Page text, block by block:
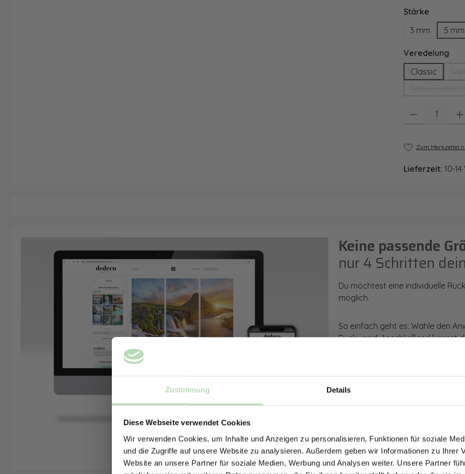
Zustimmung Details
Diese Webseite verwendet Cookies
Wir verwenden Cookies, um Inhalte und Anzeigen zu personalisieren, Funktionen für soziale
und die Zugriffe auf unsere Website zu analysieren. Außerdem geben wir Informationen zu Ihrer
Website an unsere Partner für soziale Medien, Werbung und Analysen weiter. Unsere Partner
Stärke
3 mm
5 mm
Veredelung
Classic
Produkt Anzahl:
Zum Merkzettel
Lieferzeit: 10-
Keine passende
nur 4 Schritten
Du möchtest eine individuelle
möglich.
So einfach geht es: Wähle den
Rückwand. Anschließend kannst
Mithilfe unseres Konfigurators
dargestellt. Parallel erhältst du
bestellen kannst.
Zum Konfigurator
Jetzt zum Newsletter